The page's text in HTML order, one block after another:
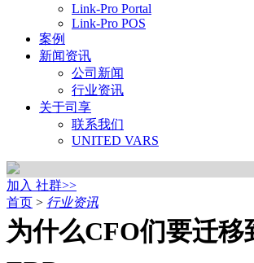
Link-Pro Portal
Link-Pro POS
案例
新闻资讯
公司新闻
行业资讯
关于司享
联系我们
UNITED VARS
加入 社群>>
首页 > 行业资讯
为什么CFO们要迁移